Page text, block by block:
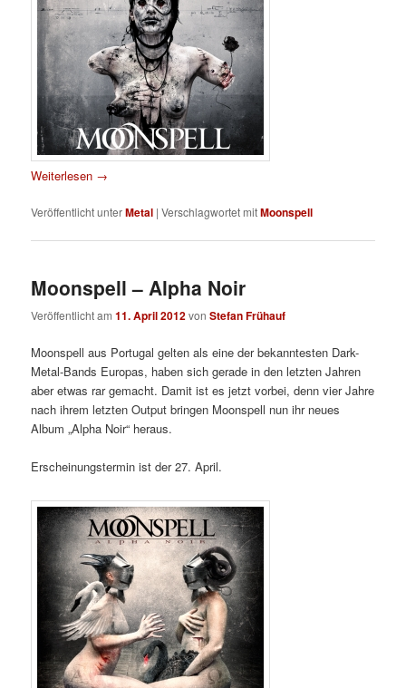
Weiterlesen →
Veröffentlicht unterMetal |Verschlagwortet mitMoonspell
Moonspell – Alpha Noir
Veröffentlicht am11. April 2012vonStefan Frühauf
Moonspell aus Portugal gelten als eine der bekanntesten Dark-
Metal-Bands Europas, haben sich gerade in den letzten Jahren
aber etwas rar gemacht. Damit ist es jetzt vorbei, denn vier Jahre
nach ihrem letzten Output bringen Moonspell nun ihr neues
Album „Alpha Noir“ heraus.
Erscheinungstermin ist der 27. April.